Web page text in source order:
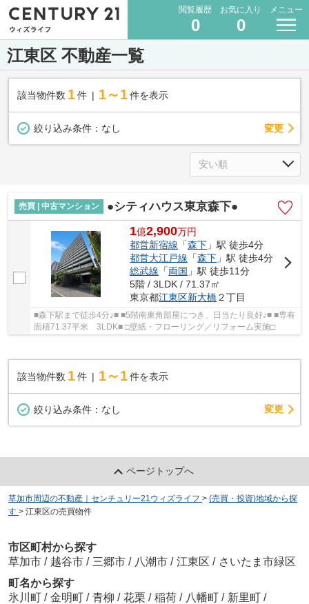
閲覧履歴
0
お気に入り
0
メニュー
江東区 不動産一覧
該当物件数 1件 1～1 件を表示
絞り込み条件： なし 変更
売買 | 中古マンション ●シティハウス東京森下●
1億2,900万円
都営新宿線 「森下 」駅 徒歩4分
都営大江戸線 「森下 」駅 徒歩4分
総武線 「両国 」駅 徒歩11分
5階 / 3LDK / 71.37㎡
東京都江東区新大橋２丁目
■森下駅まで徒歩4分♪■ ■5階南東角部屋につき、日当たり良好♪■ ■専有
面積71.37平米 3LDK■ □壁紙・フローリング／リフォーム実施□
該当物件数 1件 1～1 件を表示
絞り込み条件： なし 変更
ページトップへ
草加市周辺の不動産｜センチュリー21ウィズライフ > (売買・投資)地域から探
す > 江東区の売買物件
市区町村から探す
草加市 / 越谷市 / 三郷市 / 八潮市 / 江東区 / さいたま市緑区
町名から探す
氷川町 / 金明町 / 青柳 / 花栗 / 稲荷 / 八幡町 / 新里町 /